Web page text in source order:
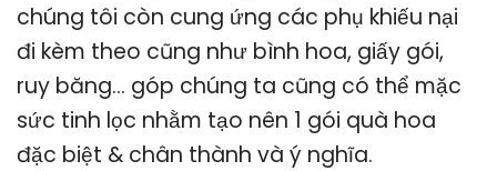
chúng tôi còn cung ứng các phụ khiếu nại
đi kèm theo cũng như bình hoa, giấy gói,
ruy băng… góp chúng ta cũng có thể mặc
sức tinh lọc nhằm tạo nên 1 gói quà hoa
đặc biệt & chân thành và ý nghĩa.